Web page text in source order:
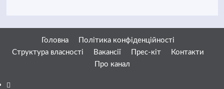
Головна
Політика конфіденційності
Структура власності
Вакансії Прес-кіт
Контакти
Про канал
Facebook